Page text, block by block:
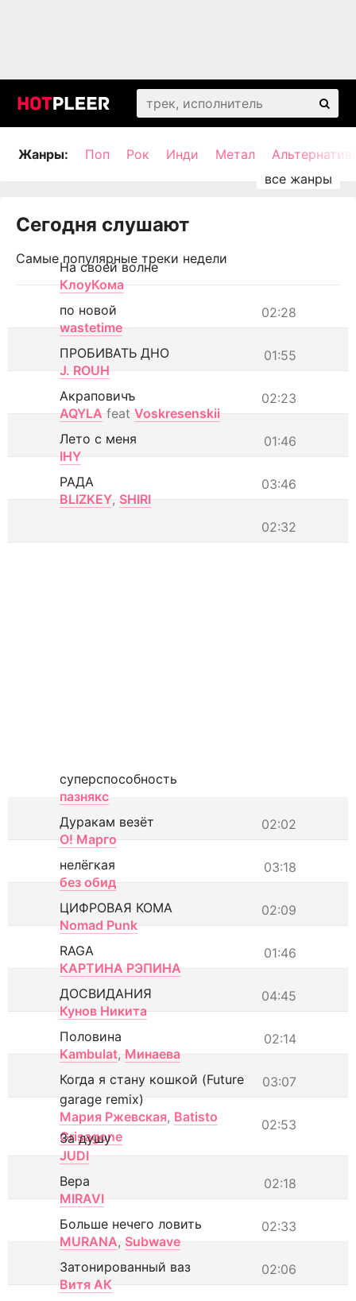
Жанры: Поп Рок Инди Метал
Сегодня слушают
Самые популярные треки недели
На своей волне
КлоуКома
02:28
по новой
wastetime
01:55
ПРОБИВАТЬ ДНО
J. ROUH
02:23
Акраповичъ
AQYLA feat Voskresenskii
01:46
Лето с меня
IHY
03:46
РАДА
BLIZKEY, SHIRI
02:32
суперспособность
пазнякс
02:02
Дуракам везёт
О! Марго
03:18
нелёгкая
без обид
02:09
ЦИФРОВАЯ КОМА
Nomad Punk
01:46
RAGA
КАРТИНА РЭПИНА
04:45
ДОСВИДАНИЯ
Кунов Никита
02:14
Половина
Kambulat, Минаева
03:07
Когда я стану кошкой (Future
garage remix)
Мария Ржевская, Batisto
Grisagone
02:53
За душу
JUDI
02:18
Вера
MIRAVI
02:33
Больше нечего ловить
MURANA, Subwave
02:06
Затонированный ваз
Витя АК